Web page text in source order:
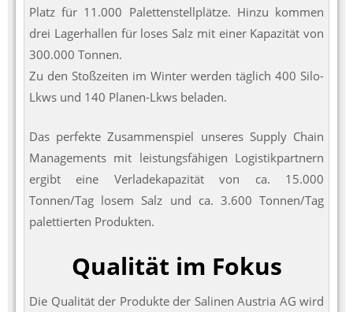
Platz für 11.000 Palettenstellplätze. Hinzu kommen
drei Lagerhallen für loses Salz mit einer Kapazität von
300.000 Tonnen.
Zu den Stoßzeiten im Winter werden täglich 400 Silo-
Lkws und 140 Planen-Lkws beladen.
Das perfekte Zusammenspiel unseres Supply Chain
Managements mit leistungsfähigen Logistikpartnern
ergibt eine Verladekapazität von ca. 15.000
Tonnen/Tag losem Salz und ca. 3.600 Tonnen/Tag
palettierten Produkten.
Qualität im Fokus
Die Qualität der Produkte der Salinen Austria AG wird